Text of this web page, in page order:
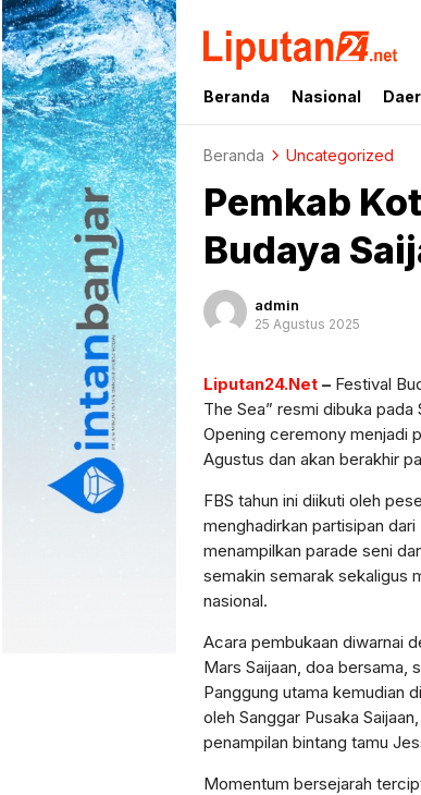
liputan24.net
Beranda Nasional
Beranda Uncategorized
Pemkab
Budaya
admin
25 Agustus 2025
Liputan24.Net – Festival
The Sea” resmi dibuka
Opening ceremony menjadi
Agustus dan akan berakhir
FBS tahun ini diikuti oleh
menghadirkan partisipan
menampilkan parade seni
semakin semarak sekaligus
nasional.
Acara pembukaan diwarnai
Mars Saijaan, doa bersama,
Panggung utama kemudian
oleh Sanggar Pusaka
penampilan bintang tamu
Momentum bersejarah